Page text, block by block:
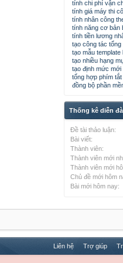
tính chi phí vận
tính giá máy thi
tính nhân công
tính năng cơ bản
tính tiền lương
tạo công tác tổng
tạo mẫu template
tạo nhiều hạng
tạo định mức mới
tổng hợp phím tắt
đồng bộ phần
Thống kê diễn
Đề tài thảo luận:
Bài viết:
Thành viên:
Thành viên mới
Thành viên mới
Chủ đề mới hôm
Bài mới hôm nay:
Liên hệ Trợ giúp